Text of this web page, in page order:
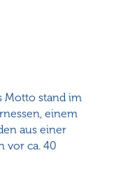
Motto stand im
einem
aus einer
vor ca. 40